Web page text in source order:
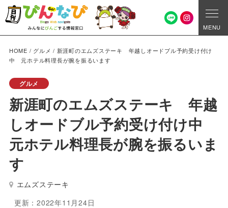
MENU
HOME / グルメ / 新涯町のエムズステーキ 年越しオードブル予約受け付け
中 元ホテル料理長が腕を振るいます
グルメ
新涯町のエムズステーキ 年越
しオードブル予約受け付け中
元ホテル料理長が腕を振るいま
す
エムズステーキ
更新：2022年11月24日